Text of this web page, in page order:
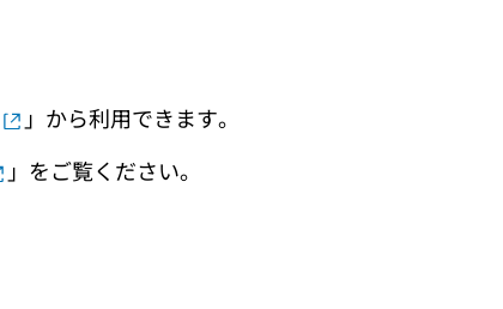
」から利用できます。
」をご覧ください。